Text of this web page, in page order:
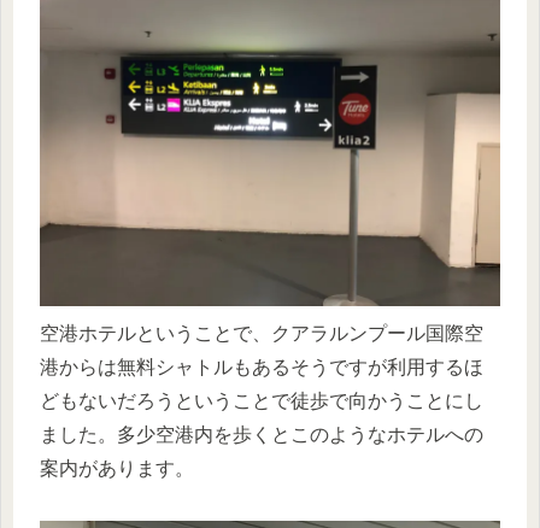
空港ホテルということで、クアラルンプール国際空
港からは無料シャトルもあるそうですが利用するほ
どもないだろうということで徒歩で向かうことにし
ました。多少空港内を歩くとこのようなホテルへの
案内があります。